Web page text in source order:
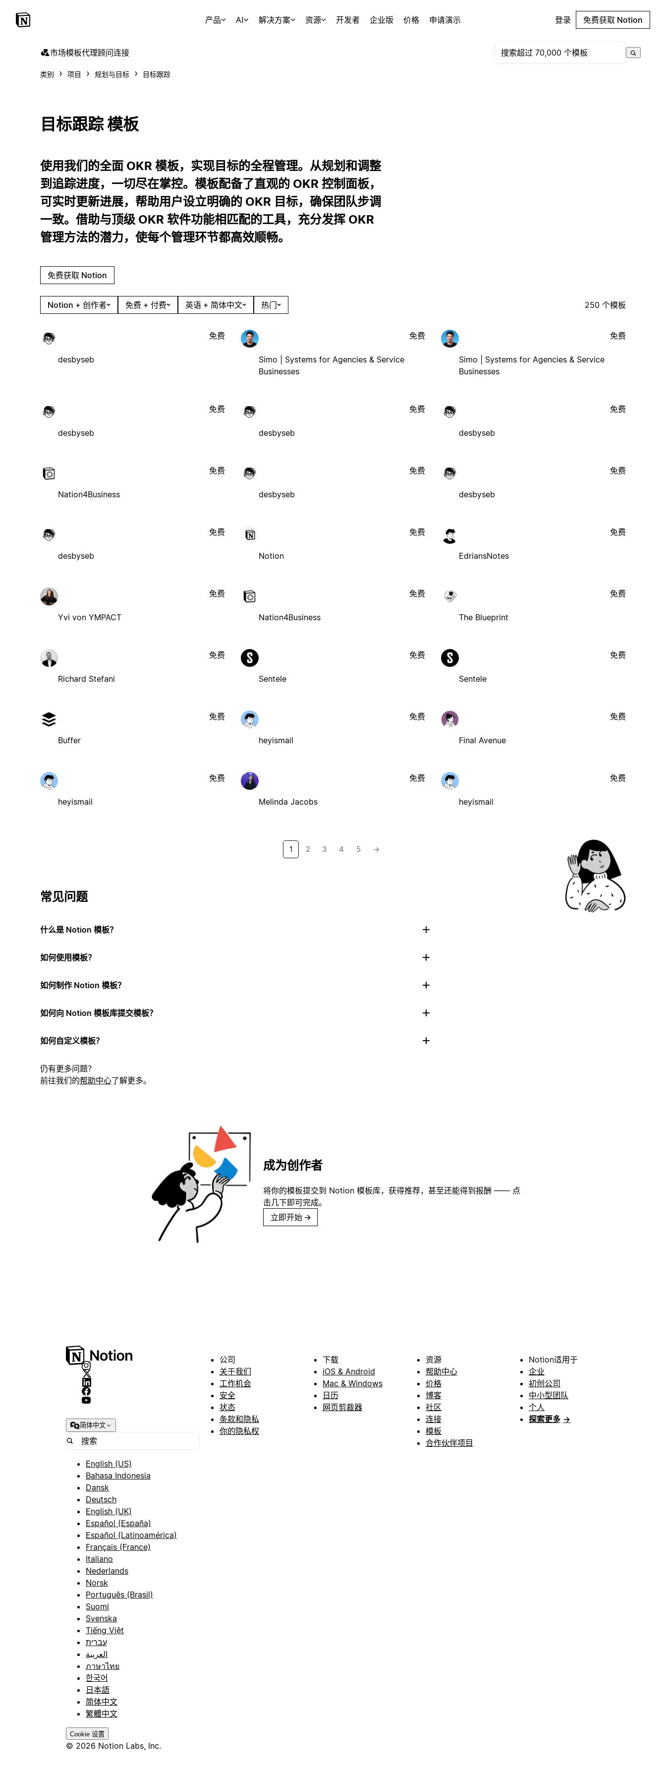
产品 AI 解决方案 资源 开发者 企业版 价格 申请演示 登录 免费获取 Notion
市场模板代理顾问连接
类别 项目 规划与目标 目标跟踪
目标跟踪 模板
使用我们的全面 OKR 模板，实现目标的全程管理。从规划和调整
到追踪进度，一切尽在掌控。模板配备了直观的 OKR 控制面板，
可实时更新进展，帮助用户设立明确的 OKR 目标，确保团队步调
一致。借助与顶级 OKR 软件功能相匹配的工具，充分发挥 OKR
管理方法的潜力，使每个管理环节都高效顺畅。
免费获取 Notion
Notion + 创作者 免费 + 付费 英语 + 简体中文 热门 250 个模板
desbyseb
免费
Simo | Systems for Agencies & Service
Businesses
免费
Simo | Systems for Agencies & Service
Businesses
免费
desbyseb
免费
desbyseb
免费
desbyseb
免费
Nation4Business
免费
desbyseb
免费
desbyseb
免费
desbyseb
免费
Notion
免费
EdriansNotes
免费
Yvi von YMPACT
免费
Nation4Business
免费
The Blueprint
免费
Richard Stefani
免费
Sentele
免费
Sentele
免费
Buffer
免费
heyismail
免费
Final Avenue
免费
heyismail
免费
Melinda Jacobs
免费
heyismail
免费
1 2 3 4 5 →
常见问题
什么是 Notion 模板？
如何使用模板？
如何制作 Notion 模板？
如何向 Notion 模板库提交模板？
如何自定义模板？
仍有更多问题？
前往我们的帮助中心了解更多。
成为创作者
将你的模板提交到 Notion 模板库，获得推荐，甚至还能得到报酬 —— 点
击几下即可完成。
立即开始 →
简体中文
English (US)
Bahasa Indonesia
Dansk
Deutsch
English (UK)
Español (España)
Español (Latinoamérica)
Français (France)
Italiano
Nederlands
Norsk
Português (Brasil)
Suomi
Svenska
Tiếng Việt
עברית
العربية
ภาษาไทย
한국어
日本語
简体中文
繁體中文
Cookie 设置
© 2026 Notion Labs, Inc.
公司
关于我们
工作机会
安全
状态
条款和隐私
你的隐私权
下载
iOS & Android
Mac & Windows
日历
网页剪裁器
资源
帮助中心
价格
博客
社区
连接
模板
合作伙伴项目
Notion适用于
企业
初创公司
中小型团队
个人
探索更多 →